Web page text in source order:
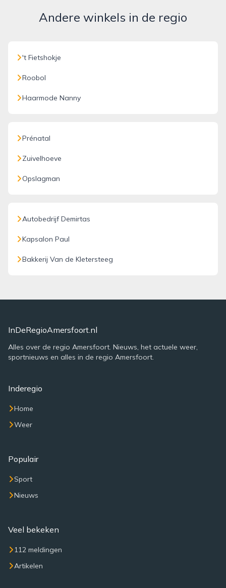
Andere winkels in de regio
't Fietshokje
Roobol
Haarmode Nanny
Prénatal
Zuivelhoeve
Opslagman
Autobedrijf Demirtas
Kapsalon Paul
Bakkerij Van de Kletersteeg
InDeRegioAmersfoort.nl
Alles over de regio Amersfoort. Nieuws, het actuele weer,
sportnieuws en alles in de regio Amersfoort.
Inderegio
Home
Weer
Populair
Sport
Nieuws
Veel bekeken
112 meldingen
Artikelen